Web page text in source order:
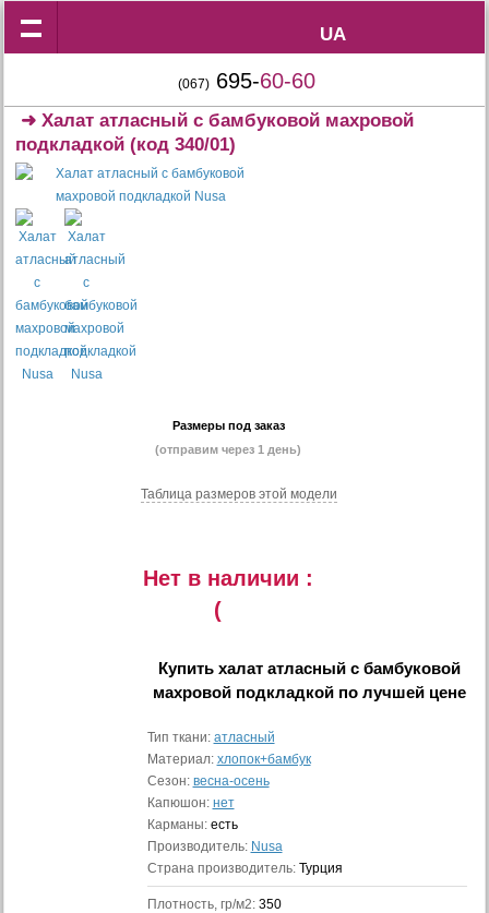
UA
UA
(067) 695-60-60
➜Халат атласный c бамбуковой махровой
подкладкой (код 340/01)
Размеры под заказ
(отправим через 1 день)
Таблица размеров этой модели
Нет в наличии :
(
Купитьхалат атласный c бамбуковой
махровой подкладкой по лучшей цене
Тип ткани: атласный
Материал: хлопок+бамбук
Сезон: весна-осень
Капюшон: нет
Карманы: есть
Производитель: Nusa
Страна производитель: Турция
Плотность, гр/м2: 350